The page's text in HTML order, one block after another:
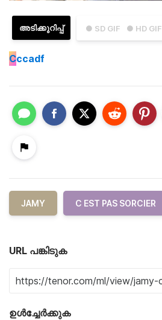
● SD GIF ● HD GIF
അടിക്കുറിപ്പ്
Cccadf
JAMY C EST PAS SORCIER
URL പങ്കിടുക
ഉൾച്ചേർക്കുക